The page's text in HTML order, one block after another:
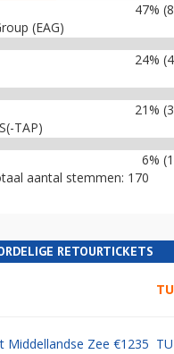
47%
(EAG)
24%
21%
TAP)
6%
aantal stemmen: 170
RETOURTICKETS
Middellandse Zee €1235